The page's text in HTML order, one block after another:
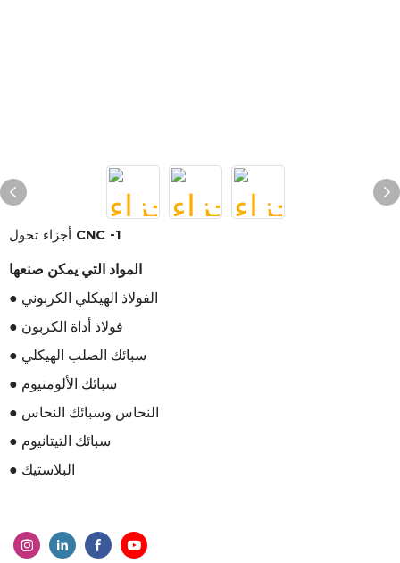
أجزاء تحول CNC -1
المواد التي يمكن صنعها
● الفولاذ الهيكلي الكربوني
● فولاذ أداة الكربون
● سبائك الصلب الهيكلي
● سبائك الألومنيوم
● النحاس وسبائك النحاس
● سبائك التيتانيوم
● البلاستيك